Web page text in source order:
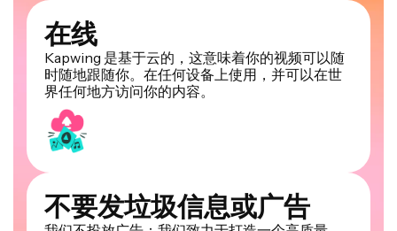
在线
Kapwing 是基于云的，这意味着你的视频可以随
时随地跟随你。在任何设备上使用，并可以在世
界任何地方访问你的内容。
不要发垃圾信息或广告
我们不投放广告：我们致力于打造一个高质量、